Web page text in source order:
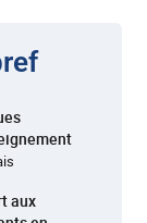
aux